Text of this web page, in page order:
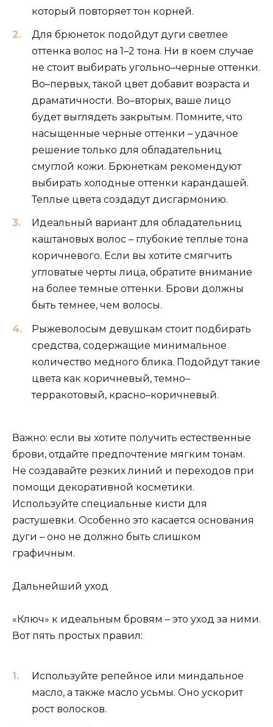
который повторяет тон корней.
Для брюнеток подойдут дуги светлее
оттенка волос на 1–2 тона. Ни в коем случае
не стоит выбирать угольно–черные оттенки.
Во–первых, такой цвет добавит возраста и
драматичности. Во–вторых, ваше лицо
будет выглядеть закрытым. Помните, что
насыщенные черные оттенки – удачное
решение только для обладательниц
смуглой кожи. Брюнеткам рекомендуют
выбирать холодные оттенки карандашей.
Теплые цвета создадут дисгармонию.
Идеальный вариант для обладательниц
каштановых волос – глубокие теплые тона
коричневого. Если вы хотите смягчить
угловатые черты лица, обратите внимание
на более темные оттенки. Брови должны
быть темнее, чем волосы.
Рыжеволосым девушкам стоит подбирать
средства, содержащие минимальное
количество медного блика. Подойдут такие
цвета как коричневый, темно–
терракотовый, красно–коричневый.
Важно: если вы хотите получить естественные
брови, отдайте предпочтение мягким тонам.
Не создавайте резких линий и переходов при
помощи декоративной косметики.
Используйте специальные кисти для
растушевки. Особенно это касается основания
дуги – оно не должно быть слишком
графичным.
Дальнейший уход
«Ключ» к идеальным бровям – это уход за ними.
Вот пять простых правил:
Используйте репейное или миндальное
масло, а также масло усьмы. Оно ускорит
рост волосков.